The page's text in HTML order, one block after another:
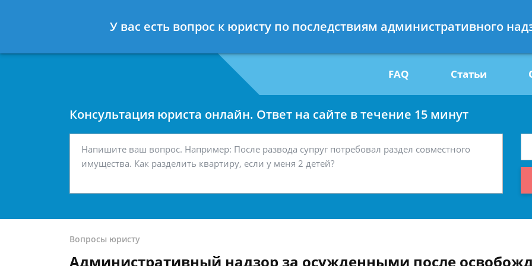
7 499 938-42-63 7 812 467-34-29
Получите
FAQ Статьи
Консультация юриста онлайн. Ответ на сайте в течение 15 минут
Вопросы юристу
Административный надзор за осужденными после
У вас есть вопрос к юристу по последствиям административного